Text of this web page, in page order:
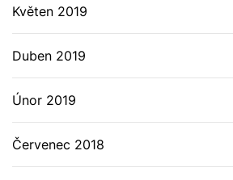
Květen 2019
Duben 2019
Únor 2019
Červenec 2018